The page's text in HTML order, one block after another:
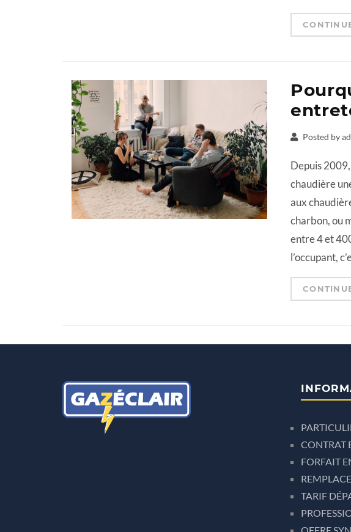
Posted by
Depuis
chaudière
aux
charbon, ou
entre 4 et
l’occupant,
CONTRAT
FORFAIT
TARIF